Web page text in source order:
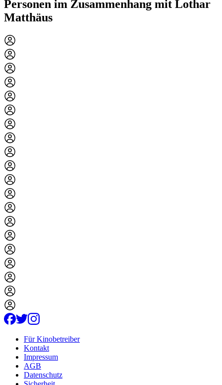
Personen im Zusammenhang mit Lothar
Matthäus
Für Kinobetreiber
Kontakt
Impressum
AGB
Datenschutz